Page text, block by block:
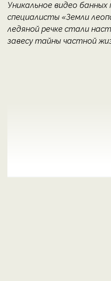
Уникальное видео банных
специалисты «Земли
ледяной речке стали
завесу тайны частной